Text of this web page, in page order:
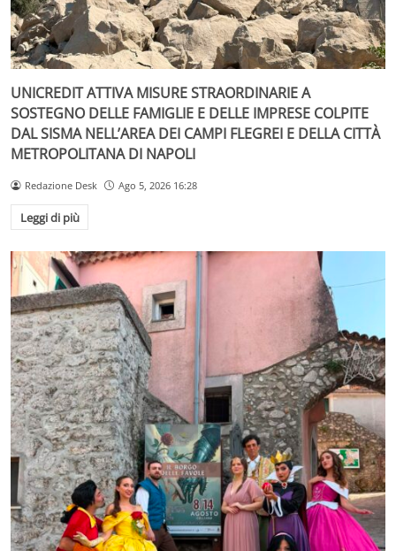
UNICREDIT ATTIVA MISURE STRAORDINARIE A
SOSTEGNO DELLE FAMIGLIE E DELLE IMPRESE COLPITE
DAL SISMA NELL’AREA DEI CAMPI FLEGREI E DELLA CITTÀ
METROPOLITANA DI NAPOLI
Redazione Desk Ago 5, 2026 16:28
Leggi di più